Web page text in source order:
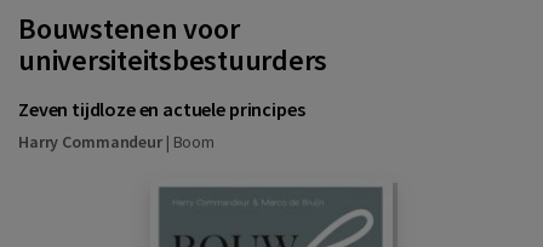
Bouwstenen voor
universiteitsbestuurders
Zeven tijdloze en actuele principes
Harry Commandeur| Boom